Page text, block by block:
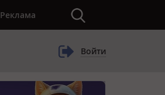
Реклама
Войти